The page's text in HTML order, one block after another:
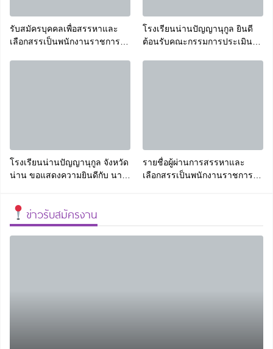
รับสมัครบุคคลเพื่อสรรหาและ
เลือกสรรเป็นพนักงานราชการ
โรงเรียนน่านปัญญานุกูล ยินดี
ต้อนรับคณะกรรมการประเมิน
โรงเรียนน่านปัญญานุกูล จังหวัด
น่าน ขอแสดงความยินดีกับ นาง
ในโอกาสได้มีวิทยฐานะเป็น ครู
ชำนาญการ
รายชื่อผู้ผ่านการสรรหาและ
เลือกสรรเป็นพนักงานราชการ
ข่าวรับสมัครงาน